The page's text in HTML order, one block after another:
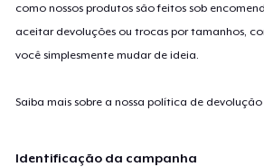
como nossos produtos são feitos sob
aceitar devoluções ou trocas por tamanhos,
você simplesmente mudar de ideia.
Saiba mais sobre a nossa política de devolução
Identificação da campanha